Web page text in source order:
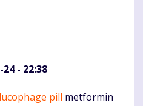
24 - 22:38
pill metformin